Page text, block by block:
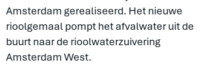
Amsterdam gerealiseerd. Het nieuwe
rioolgemaal pompt het afvalwater uit de
buurt naar de rioolwaterzuivering
Amsterdam West.